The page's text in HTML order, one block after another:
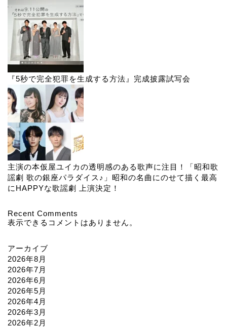
『5秒で完全犯罪を生成する方法』完成披露試写会
主演の本仮屋ユイカの透明感のある歌声に注目！「昭和歌
謡劇 歌の銀座パラダイス♪」昭和の名曲にのせて描く最高
にHAPPYな歌謡劇 上演決定！
Recent Comments
表示できるコメントはありません。
アーカイブ
2026年8月
2026年7月
2026年6月
2026年5月
2026年4月
2026年3月
2026年2月